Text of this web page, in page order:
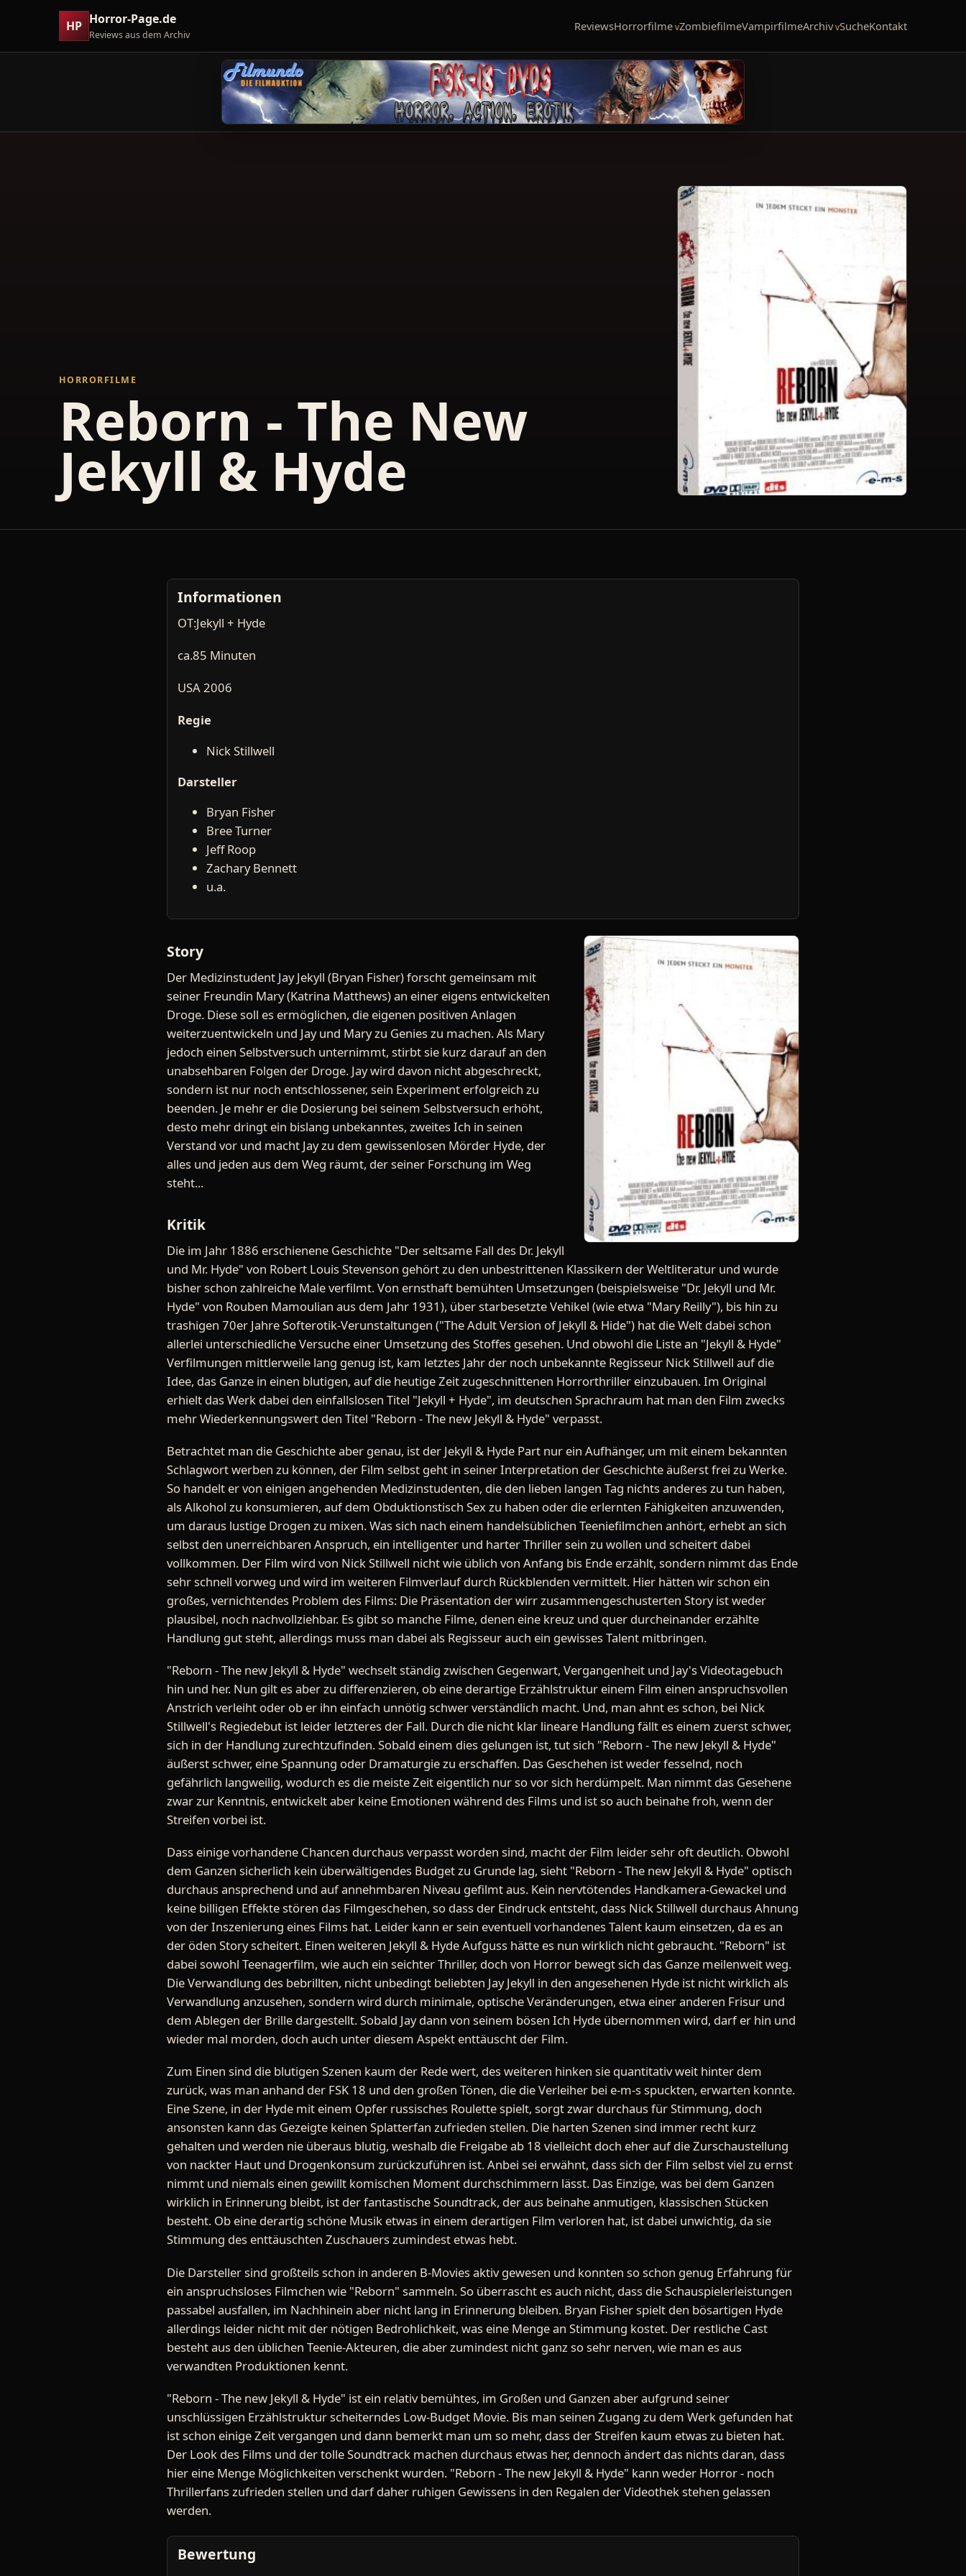
HP Horror-Page.de
Reviews aus dem Archiv
ReviewsHorrorfilme ZombiefilmeVampirfilmeArchiv SucheKontakt
HORRORFILME
Reborn - The New
Jekyll & Hyde
Informationen
OT:Jekyll + Hyde
ca.85 Minuten
USA 2006
Regie
Nick Stillwell
Darsteller
Bryan Fisher
Bree Turner
Jeff Roop
Zachary Bennett
u.a.
Story
Der Medizinstudent Jay Jekyll (Bryan Fisher) forscht gemeinsam mit
seiner Freundin Mary (Katrina Matthews) an einer eigens entwickelten
Droge. Diese soll es ermöglichen, die eigenen positiven Anlagen
weiterzuentwickeln und Jay und Mary zu Genies zu machen. Als Mary
jedoch einen Selbstversuch unternimmt, stirbt sie kurz darauf an den
unabsehbaren Folgen der Droge. Jay wird davon nicht abgeschreckt,
sondern ist nur noch entschlossener, sein Experiment erfolgreich zu
beenden. Je mehr er die Dosierung bei seinem Selbstversuch erhöht,
desto mehr dringt ein bislang unbekanntes, zweites Ich in seinen
Verstand vor und macht Jay zu dem gewissenlosen Mörder Hyde, der
alles und jeden aus dem Weg räumt, der seiner Forschung im Weg
steht...
Kritik
Die im Jahr 1886 erschienene Geschichte "Der seltsame Fall des Dr. Jekyll
und Mr. Hyde" von Robert Louis Stevenson gehört zu den unbestrittenen Klassikern der Weltliteratur und wurde
bisher schon zahlreiche Male verfilmt. Von ernsthaft bemühten Umsetzungen (beispielsweise "Dr. Jekyll und Mr.
Hyde" von Rouben Mamoulian aus dem Jahr 1931), über starbesetzte Vehikel (wie etwa "Mary Reilly"), bis hin zu
trashigen 70er Jahre Softerotik-Verunstaltungen ("The Adult Version of Jekyll & Hide") hat die Welt dabei schon
allerlei unterschiedliche Versuche einer Umsetzung des Stoffes gesehen. Und obwohl die Liste an "Jekyll & Hyde"
Verfilmungen mittlerweile lang genug ist, kam letztes Jahr der noch unbekannte Regisseur Nick Stillwell auf die
Idee, das Ganze in einen blutigen, auf die heutige Zeit zugeschnittenen Horrorthriller einzubauen. Im Original
erhielt das Werk dabei den einfallslosen Titel "Jekyll + Hyde", im deutschen Sprachraum hat man den Film zwecks
mehr Wiederkennungswert den Titel "Reborn - The new Jekyll & Hyde" verpasst.
Betrachtet man die Geschichte aber genau, ist der Jekyll & Hyde Part nur ein Aufhänger, um mit einem bekannten
Schlagwort werben zu können, der Film selbst geht in seiner Interpretation der Geschichte äußerst frei zu Werke.
So handelt er von einigen angehenden Medizinstudenten, die den lieben langen Tag nichts anderes zu tun haben,
als Alkohol zu konsumieren, auf dem Obduktionstisch Sex zu haben oder die erlernten Fähigkeiten anzuwenden,
um daraus lustige Drogen zu mixen. Was sich nach einem handelsüblichen Teeniefilmchen anhört, erhebt an sich
selbst den unerreichbaren Anspruch, ein intelligenter und harter Thriller sein zu wollen und scheitert dabei
vollkommen. Der Film wird von Nick Stillwell nicht wie üblich von Anfang bis Ende erzählt, sondern nimmt das Ende
sehr schnell vorweg und wird im weiteren Filmverlauf durch Rückblenden vermittelt. Hier hätten wir schon ein
großes, vernichtendes Problem des Films: Die Präsentation der wirr zusammengeschusterten Story ist weder
plausibel, noch nachvollziehbar. Es gibt so manche Filme, denen eine kreuz und quer durcheinander erzählte
Handlung gut steht, allerdings muss man dabei als Regisseur auch ein gewisses Talent mitbringen.
"Reborn - The new Jekyll & Hyde" wechselt ständig zwischen Gegenwart, Vergangenheit und Jay's Videotagebuch
hin und her. Nun gilt es aber zu differenzieren, ob eine derartige Erzählstruktur einem Film einen anspruchsvollen
Anstrich verleiht oder ob er ihn einfach unnötig schwer verständlich macht. Und, man ahnt es schon, bei Nick
Stillwell's Regiedebut ist leider letzteres der Fall. Durch die nicht klar lineare Handlung fällt es einem zuerst schwer,
sich in der Handlung zurechtzufinden. Sobald einem dies gelungen ist, tut sich "Reborn - The new Jekyll & Hyde"
äußerst schwer, eine Spannung oder Dramaturgie zu erschaffen. Das Geschehen ist weder fesselnd, noch
gefährlich langweilig, wodurch es die meiste Zeit eigentlich nur so vor sich herdümpelt. Man nimmt das Gesehene
zwar zur Kenntnis, entwickelt aber keine Emotionen während des Films und ist so auch beinahe froh, wenn der
Streifen vorbei ist.
Dass einige vorhandene Chancen durchaus verpasst worden sind, macht der Film leider sehr oft deutlich. Obwohl
dem Ganzen sicherlich kein überwältigendes Budget zu Grunde lag, sieht "Reborn - The new Jekyll & Hyde" optisch
durchaus ansprechend und auf annehmbaren Niveau gefilmt aus. Kein nervtötendes Handkamera-Gewackel und
keine billigen Effekte stören das Filmgeschehen, so dass der Eindruck entsteht, dass Nick Stillwell durchaus Ahnung
von der Inszenierung eines Films hat. Leider kann er sein eventuell vorhandenes Talent kaum einsetzen, da es an
der öden Story scheitert. Einen weiteren Jekyll & Hyde Aufguss hätte es nun wirklich nicht gebraucht. "Reborn" ist
dabei sowohl Teenagerfilm, wie auch ein seichter Thriller, doch von Horror bewegt sich das Ganze meilenweit weg.
Die Verwandlung des bebrillten, nicht unbedingt beliebten Jay Jekyll in den angesehenen Hyde ist nicht wirklich als
Verwandlung anzusehen, sondern wird durch minimale, optische Veränderungen, etwa einer anderen Frisur und
dem Ablegen der Brille dargestellt. Sobald Jay dann von seinem bösen Ich Hyde übernommen wird, darf er hin und
wieder mal morden, doch auch unter diesem Aspekt enttäuscht der Film.
Zum Einen sind die blutigen Szenen kaum der Rede wert, des weiteren hinken sie quantitativ weit hinter dem
zurück, was man anhand der FSK 18 und den großen Tönen, die die Verleiher bei e-m-s spuckten, erwarten konnte.
Eine Szene, in der Hyde mit einem Opfer russisches Roulette spielt, sorgt zwar durchaus für Stimmung, doch
ansonsten kann das Gezeigte keinen Splatterfan zufrieden stellen. Die harten Szenen sind immer recht kurz
gehalten und werden nie überaus blutig, weshalb die Freigabe ab 18 vielleicht doch eher auf die Zurschaustellung
von nackter Haut und Drogenkonsum zurückzuführen ist. Anbei sei erwähnt, dass sich der Film selbst viel zu ernst
nimmt und niemals einen gewillt komischen Moment durchschimmern lässt. Das Einzige, was bei dem Ganzen
wirklich in Erinnerung bleibt, ist der fantastische Soundtrack, der aus beinahe anmutigen, klassischen Stücken
besteht. Ob eine derartig schöne Musik etwas in einem derartigen Film verloren hat, ist dabei unwichtig, da sie
Stimmung des enttäuschten Zuschauers zumindest etwas hebt.
Die Darsteller sind großteils schon in anderen B-Movies aktiv gewesen und konnten so schon genug Erfahrung für
ein anspruchsloses Filmchen wie "Reborn" sammeln. So überrascht es auch nicht, dass die Schauspielerleistungen
passabel ausfallen, im Nachhinein aber nicht lang in Erinnerung bleiben. Bryan Fisher spielt den bösartigen Hyde
allerdings leider nicht mit der nötigen Bedrohlichkeit, was eine Menge an Stimmung kostet. Der restliche Cast
besteht aus den üblichen Teenie-Akteuren, die aber zumindest nicht ganz so sehr nerven, wie man es aus
verwandten Produktionen kennt.
"Reborn - The new Jekyll & Hyde" ist ein relativ bemühtes, im Großen und Ganzen aber aufgrund seiner
unschlüssigen Erzählstruktur scheiterndes Low-Budget Movie. Bis man seinen Zugang zu dem Werk gefunden hat
ist schon einige Zeit vergangen und dann bemerkt man um so mehr, dass der Streifen kaum etwas zu bieten hat.
Der Look des Films und der tolle Soundtrack machen durchaus etwas her, dennoch ändert das nichts daran, dass
hier eine Menge Möglichkeiten verschenkt wurden. "Reborn - The new Jekyll & Hyde" kann weder Horror - noch
Thrillerfans zufrieden stellen und darf daher ruhigen Gewissens in den Regalen der Videothek stehen gelassen
werden.
Bewertung